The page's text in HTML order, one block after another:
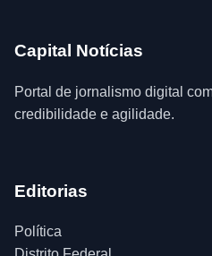
Capital Notícias
Portal de jornalismo digital
credibilidade e agilidade.
Editorias
Política